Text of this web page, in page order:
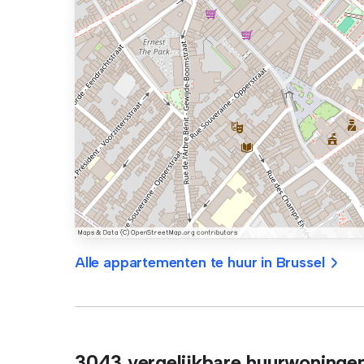
Alle appartementen te huur in Brussel